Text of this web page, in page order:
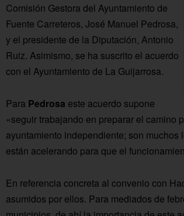
Comisión Gestora del Ayuntamiento de
Fuente Carreteros, José Manuel Pedrosa,
y el presidente de la Diputación, Antonio
Ruiz. Asimismo, se ha suscrito el acuerdo
con el Ayuntamiento de La Guijarrosa.
Para Pedrosa este acuerdo supone
«seguir trabajando en preparar el camino
ayuntamiento independiente; son
están acelerando para que el
En referencia concreta al convenio con
asumidos por ellos. Para mediados de